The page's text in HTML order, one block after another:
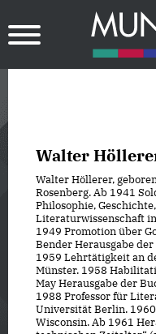
Walter
Walter Höllerer,
Rosenberg. Ab 1941
Philosophie,
Literaturwissenschaft
1949 Promotion über
Bender Herausgabe
1959 Lehrtätigkeit an
Münster. 1958
May Herausgabe der
1988 Professor für
Universität Berlin.
Wisconsin. Ab 1961